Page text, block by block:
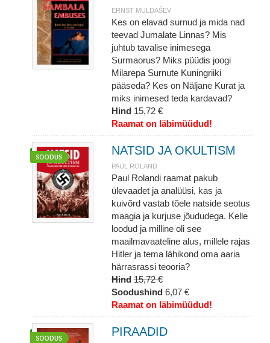
ERNST MULDAŠEV
Kes on elavad surnud ja mida nad
teevad Jumalate Linnas? Mis
juhtub tavalise inimesega
Surmaorus? Miks püüdis joogi
Milarepa Surnute Kuningriiki
pääseda? Kes on Näljane Kurat ja
miks inimesed teda kardavad?
Hind 15,72 €
Raamat on läbimüüdud!
NATSID JA OKULTISM
PAUL ROLAND
Paul Rolandi raamat pakub
ülevaadet ja analüüsi, kas ja
kuivõrd vastab tõele natside seotus
maagia ja kurjuse jõududega. Kelle
loodud ja milline oli see
maailmavaateline alus, millele rajas
Hitler ja tema lähikond oma aaria
härrasrassi teooria?
Hind 15,72 €
Soodushind 6,07 €
Raamat on läbimüüdud!
PIRAADID